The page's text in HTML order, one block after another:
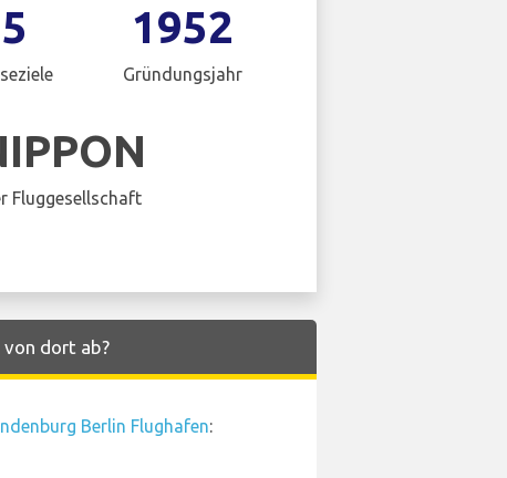
5 1952
Gründungsjahr
Fluggesellschaft
dort ab?
Berlin Flughafen: